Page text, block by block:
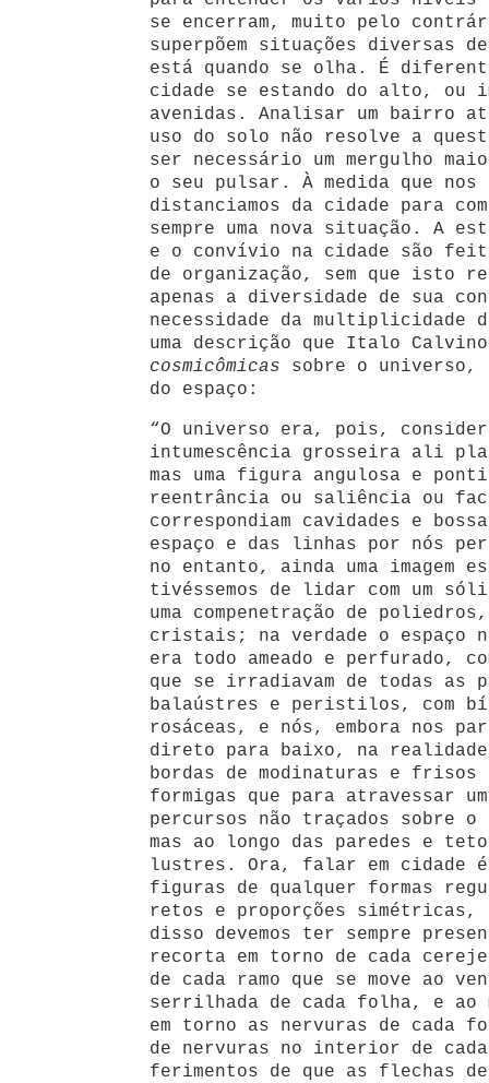
se encerram, muito pelo
superpõem situações diversas
está quando se olha. É
cidade se estando do alto, ou
avenidas. Analisar um bairro
uso do solo não resolve a
ser necessário um mergulho
o seu pulsar. À medida que nos
distanciamos da cidade para
sempre uma nova situação. A
e o convívio na cidade são
de organização, sem que isto
apenas a diversidade de sua
necessidade da multiplicidade
uma descrição que Italo
cosmicômicas sobre o universo,
do espaço:
“O universo era, pois,
intumescência grosseira ali
mas uma figura angulosa e
reentrância ou saliência ou
correspondiam cavidades e
espaço e das linhas por nós
no entanto, ainda uma imagem
tivéssemos de lidar com um
uma compenetração de
cristais; na verdade o espaço
era todo ameado e perfurado,
que se irradiavam de todas as
balaústres e peristilos, com
rosáceas, e nós, embora nos
direto para baixo, na realidade
bordas de modinaturas e
formigas que para atravessar
percursos não traçados sobre o
mas ao longo das paredes e
lustres. Ora, falar em cidade é
figuras de qualquer formas
retos e proporções simétricas,
disso devemos ter sempre
recorta em torno de cada
de cada ramo que se move ao
serrilhada de cada folha, e ao
em torno as nervuras de cada
de nervuras no interior de
ferimentos de que as flechas